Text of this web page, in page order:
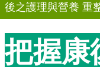
後之護理與營養 重
把握康